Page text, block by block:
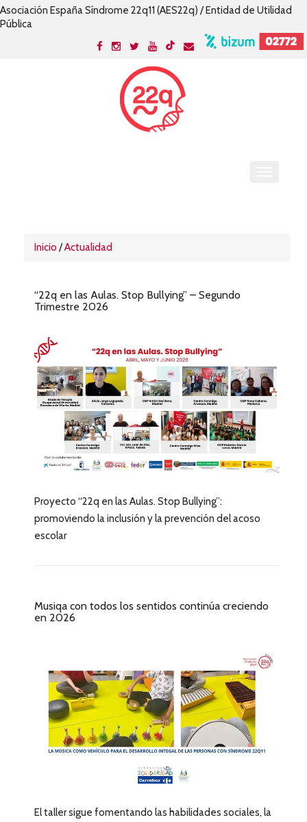
Asociación España Síndrome 22q11 (AES22q) / Entidad de Utilidad
Pública
Inicio /Actualidad
“22q en las Aulas. Stop Bullying” – Segundo
Trimestre 2026
Proyecto “22q en las Aulas. Stop Bullying”:
promoviendo la inclusión y la prevención del acoso
escolar
Musiqa con todos los sentidos continúa creciendo
en 2026
El taller sigue fomentando las habilidades sociales, la